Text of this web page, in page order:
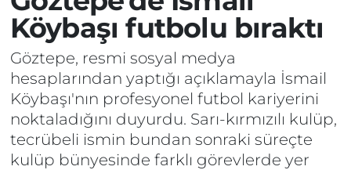
Köybaşı futbolu bıraktı
Göztepe, resmi sosyal medya
hesaplarından yaptığı açıklamayla İsmail
Köybaşı'nın profesyonel futbol kariyerini
noktaladığını duyurdu. Sarı-kırmızılı kulüp,
tecrübeli ismin bundan sonraki süreçte
kulüp bünyesinde farklı görevlerde yer
EĞİTİM
ÖZEL HABER
Tüm Manşetler
Son Dakika Haberleri
Haber Arşivi